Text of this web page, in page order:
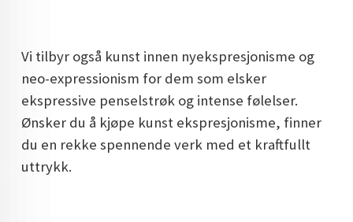
Vi tilbyr også kunst innen nyekspresjonisme og
neo-expressionism for dem som elsker
ekspressive penselstrøk og intense følelser.
Ønsker du å kjøpe kunst ekspresjonisme, finner
du en rekke spennende verk med et kraftfullt
uttrykk.